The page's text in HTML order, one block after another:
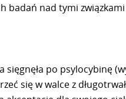
badań nad tymi związkami
sięgnęła po psylocybinę
się w walce z